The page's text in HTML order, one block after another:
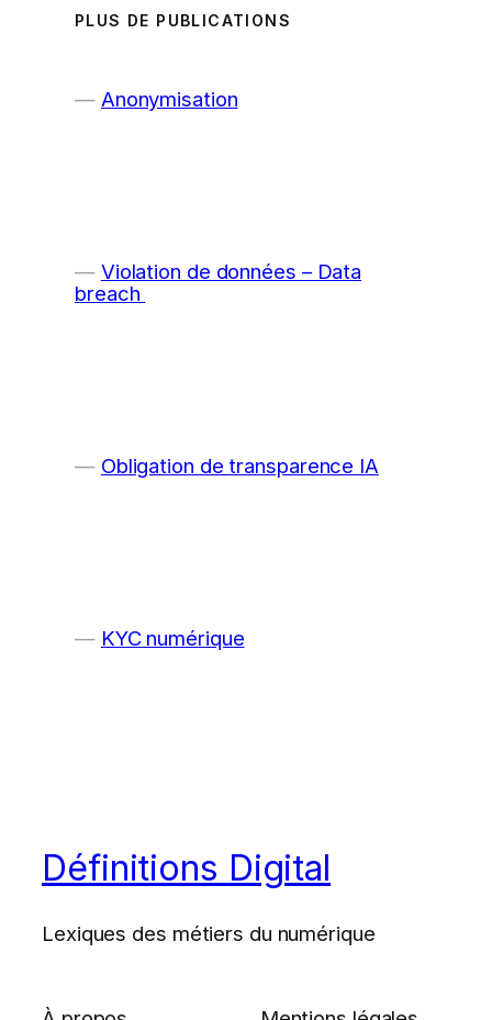
PLUS DE PUBLICATIONS
Anonymisation
Violation de données – Data
breach
Obligation de transparence IA
KYC numérique
Définitions Digital
Lexiques des métiers du numérique